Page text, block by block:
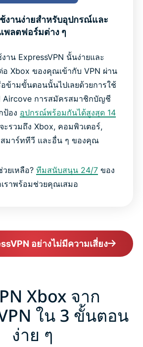
งานง่ายสำหรับอุปกรณ์และ
พลตฟอร์มต่าง ๆ
าน ExpressVPN นั้นง่ายและ
Xbox ของคุณเข้ากับ VPN ผ่าน
ข้ามขั้นตอนนั้นไปเลยด้วยการใช้
Aircove การสมัครสมาชิกบัญชี
ป้อง อุปกรณ์พร้อมกันได้สูงสุด 14
ะรวมถึง Xbox, คอมพิวเตอร์,
มาร์ททีวี และอื่น ๆ ของคุณ
ยเหลือ? ทีมสนับสนุน 24/7ของ
ราพร้อมช่วยคุณเสมอ
อย่างไม่มีความเสี่ยง
Xbox จาก
ใน 3 ขั้นตอน
ง่าย ๆ